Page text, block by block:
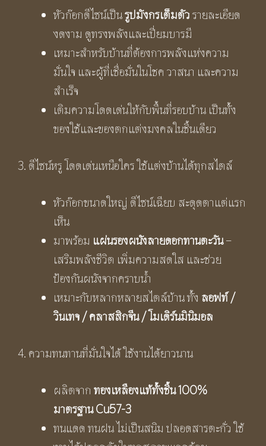
หัวก๊อกดีไซน์เป็นรูปมังกรเต็มตัวรายละเอียด
งดงาม ดูทรงพลังและเปี่ยมบารมี
เหมาะสำหรับบ้านที่ต้องการพลังแห่งความ
มั่นใจ และผู้ที่เชื่อมั่นในโชค วาสนา และความ
สำเร็จ
เติมความโดดเด่นให้กับพื้นที่รอบบ้าน เป็นทั้ง
ของใช้และของตกแต่งมงคลในชิ้นเดียว
3. ดีไซน์หรู โดดเด่นเหนือใคร ใช้แต่งบ้านได้ทุกสไตล์
หัวก๊อกขนาดใหญ่ ดีไซน์เฉียบ สะดุดตาแต่แรก
เห็น
มาพร้อม แผ่นรองผนังลายดอกทานตะวัน–
เสริมพลังชีวิต เพิ่มความสดใส และช่วย
ป้องกันผนังจากคราบน้ำ
เหมาะกับหลากหลายสไตล์บ้าน ทั้ง ลอฟท์ /
วินเทจ / คลาสสิกจีน / โมเดิร์นมินิมอล
4. ความทนทานที่มั่นใจได้ ใช้งานได้ยาวนาน
ผลิตจาก ทองเหลืองแท้ทั้งชิ้น100%
มาตรฐาน Cu57-3
ทนแดด ทนฝน ไม่เป็นสนิม ปลอดสารตะกั่ว ใช้